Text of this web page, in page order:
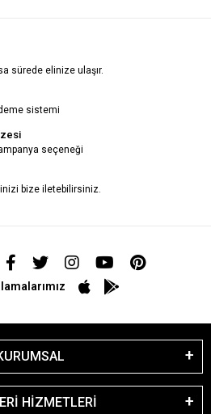
sürede elinize ulaşır.
sistemi
seçeneği
bize iletebilirsiniz.
HİZMETLERİ